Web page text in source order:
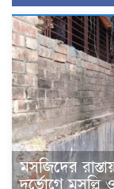
মসজিদের
দুর্ভোগে মুসল্লি ও